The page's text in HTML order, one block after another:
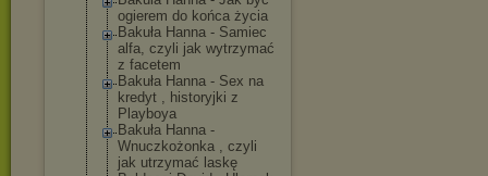
ogierem do końca życia
Bakuła Hanna - Samiec
alfa, czyli jak wytrzymać
z facetem
Bakuła Hanna - Sex na
kredyt , historyjki z
Playboya
Bakuła Hanna -
Wnuczkożonka , czyli
jak utrzymać laskę